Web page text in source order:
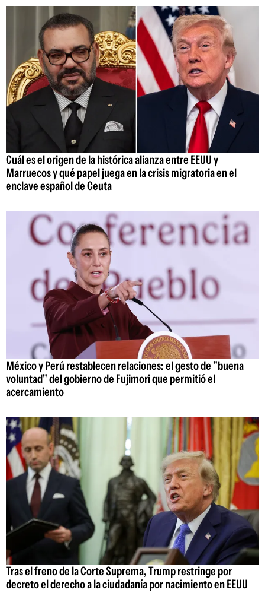
Cuál es el origen de la histórica alianza entre EEUU y
Marruecos y qué papel juega en la crisis migratoria en el
enclave español de Ceuta
México y Perú restablecen relaciones: el gesto de "buena
voluntad" del gobierno de Fujimori que permitió el
acercamiento
Tras el freno de la Corte Suprema, Trump restringe por
decreto el derecho a la ciudadanía por nacimiento en EEUU